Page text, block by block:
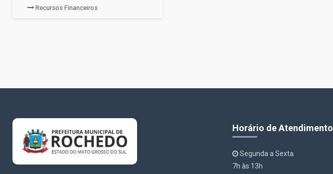
Recursos Financeiros
Horário de Atendimento
Segunda a Sexta
7h às 13h